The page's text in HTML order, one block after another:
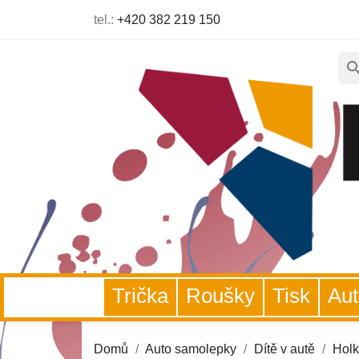
tel.: +420 382 219 150
Trička Roušky Tisk
Domů Auto samolepky Dítě v autě